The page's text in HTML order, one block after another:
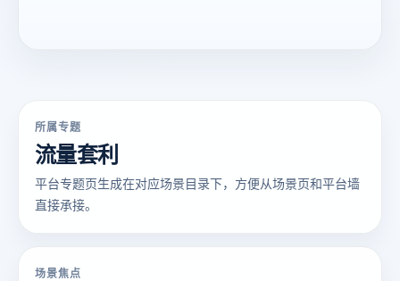
所属专题
流量套利
平台专题页生成在对应场景目录下，方便从场景页和平台墙
直接承接。
场景焦点